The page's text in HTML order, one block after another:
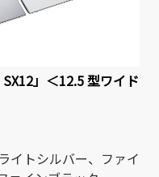
」＜12.5 型ワイド
イトシルバー、ファイ